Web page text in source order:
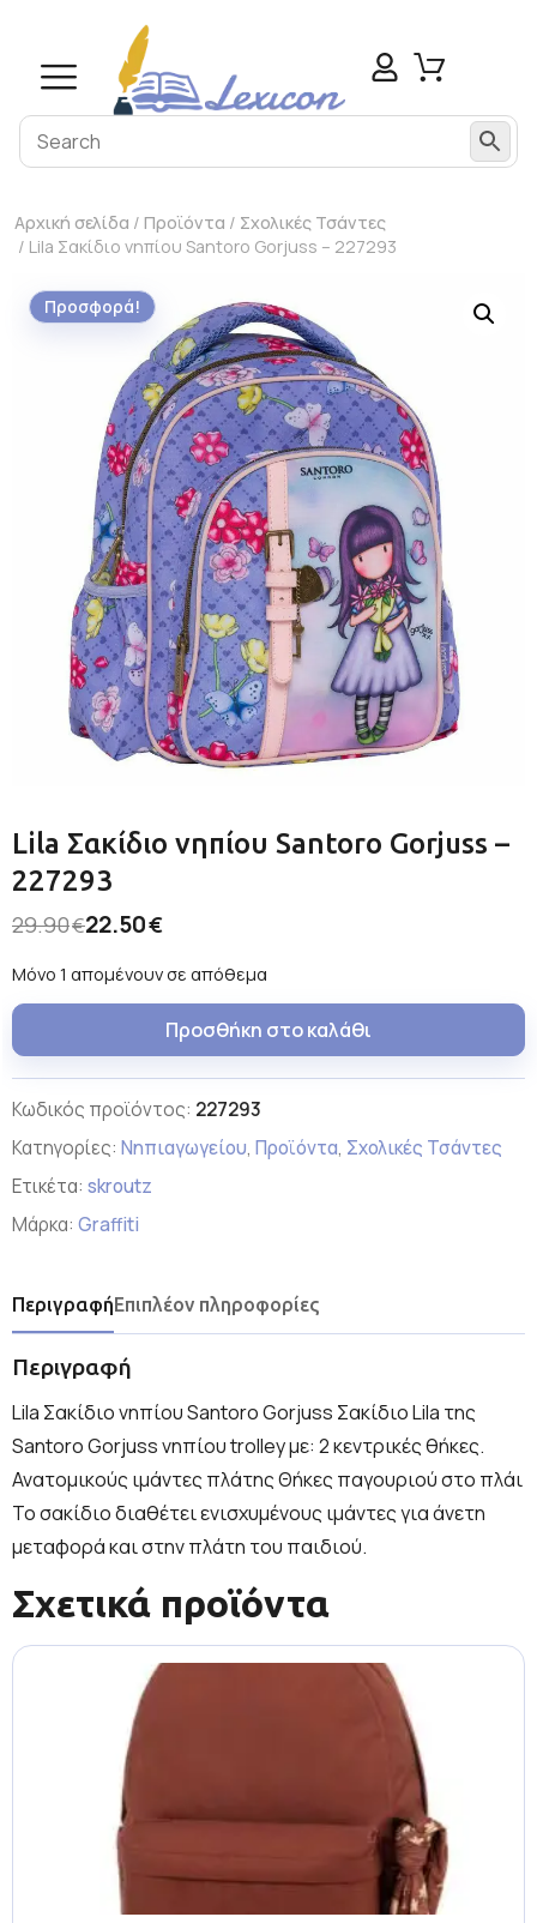
Αρχική σελίδα / Προϊόντα / Σχολικές Τσάντες
/ Lila Σακίδιο νηπίου Santoro Gorjuss – 227293
Προσφορά!
Lila Σακίδιο νηπίου Santoro Gorjuss –
227293
29.90€22.50€
Μόνο 1 απομένουν σε απόθεμα
Προσθήκη στο καλάθι
Κωδικός προϊόντος: 227293
Κατηγορίες: Νηπιαγωγείου, Προϊόντα, Σχολικές Τσάντες
Ετικέτα: skroutz
Μάρκα: Graffiti
ΠεριγραφήΕπιπλέον πληροφορίες
Περιγραφή
Lila Σακίδιο νηπίου Santoro Gorjuss Σακίδιο Lila της
Santoro Gorjuss νηπίου trolley με: 2 κεντρικές θήκες.
Ανατομικούς ιμάντες πλάτης Θήκες παγουριού στο πλάι
Το σακίδιο διαθέτει ενισχυμένους ιμάντες για άνετη
μεταφορά και στην πλάτη του παιδιού.
Σχετικά προϊόντα